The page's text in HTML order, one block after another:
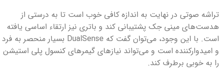
تراشه صوتی در نهایت به اندازه کافی خوب است تا به درستی از
هدست‌های مینی جک پشتیبانی کند و باتری نیز ارتقاء اساسی یافته
است. با این وجود، می‌توان گفت که DualSense بسیار منحصر به فرد
و امیدوارکننده است و می‌تواند نیازهای گیمرهای کنسول پلی استیشن
را به خوبی برطرف کند.